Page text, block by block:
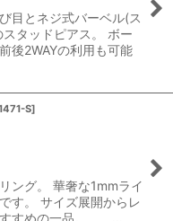
目とネジ式バーベル(ス
タッドピアス。 ボー
後2WAYの利用も可能
S]
ング。 華奢な1mmライ
す。 サイズ展開からレ
すめの一品。 ____…